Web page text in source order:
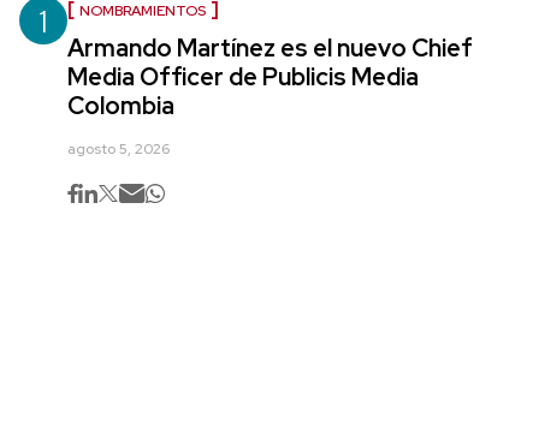
1 NOMBRAMIENTOS
Armando Martínez es el nuevo Chief
Media Officer de Publicis Media
Colombia
agosto 5, 2026